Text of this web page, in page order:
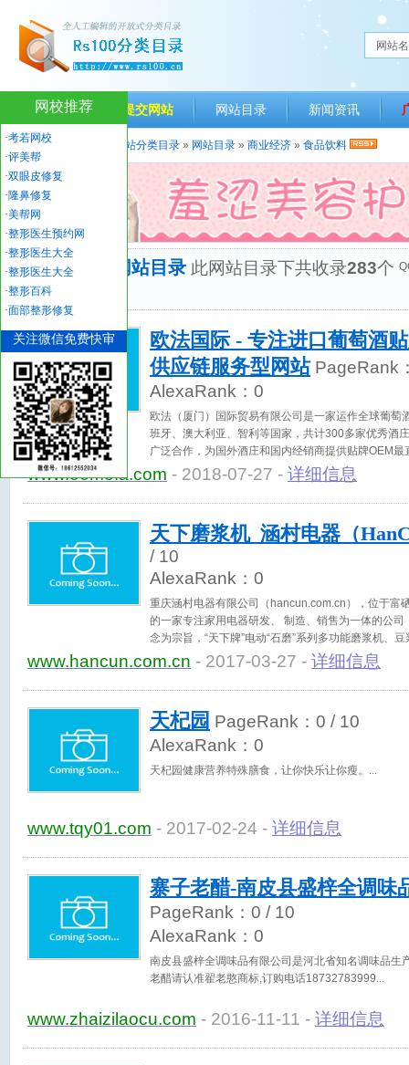
网站
网站首页 提交网站 网站目录 新闻资讯
当前位置： 人生一百网站分类目录 » 网站目录 » 商业经济 » 食品饮料
“食品饮料”网站目录 此网站目录下共收录283个
优秀网站
欧法国际 - 专注进口葡萄酒
供应链服务型网站PageRank
AlexaRank： 0
欧法（厦门）国际贸易有限公司是一家运作全球葡萄
班牙、澳大利亚、智利等国家，共计300多家优秀酒
广泛合作，为国外酒庄和国内经销商提供贴牌OEM最
www.oemofa.com - 2018-07-27 - 详细信息
天下磨浆机_涵村电器（
/ 10
AlexaRank： 0
重庆涵村电器有限公司（hancun.com.cn），位于富
的一家专注家用电器研发、 制造、销售为一体的公
念为宗旨，“天下牌”电动“石磨”系列多功能磨浆机、
家用、小型商用。
www.hancun.com.cn - 2017-03-27 - 详细信息
天杞园 PageRank： 0 / 10
AlexaRank： 0
天杞园健康营养特殊膳食，让你快乐让你瘦。
www.tqy01.com - 2017-02-24 - 详细信息
寨子老醋-南皮县盛梓全调味
PageRank： 0 / 10
AlexaRank： 0
南皮县盛梓全调味品有限公司是河北省知名调味品生
老醋请认准翟老憨商标,订购电话18732783999
www.zhaizilaocu.com - 2016-11-11 - 详细信息
网校推荐
·考若网校
·评美帮
·双眼皮修复
·隆鼻修复
·美帮网
·整形医生预约网
·整形医生大全
·整形医生大全
·整形百科
·面部整形修复
关注微信免费快审